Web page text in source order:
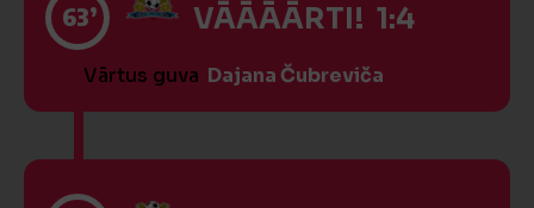
63’ VĀĀĀĀRTI! 1:4
Vārtus guva Dajana Čubreviča